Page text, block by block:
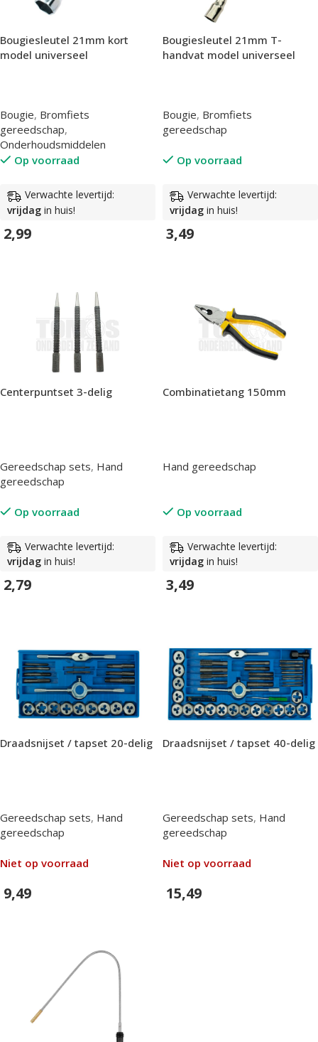
Bougiesleutel 21mm kort
model universeel
Bougie, Bromfiets
gereedschap,
Onderhoudsmiddelen
Op voorraad
Verwachte levertijd:
vrijdag in huis!
2,99
Bougiesleutel 21mm T-
handvat model universeel
Bougie, Bromfiets
gereedschap
Op voorraad
Verwachte levertijd:
vrijdag in huis!
3,49
Centerpuntset 3-delig
Gereedschap sets, Hand
gereedschap
Op voorraad
Verwachte levertijd:
vrijdag in huis!
2,79
Combinatietang 150mm
Hand gereedschap
Op voorraad
Verwachte levertijd:
vrijdag in huis!
3,49
Draadsnijset / tapset 20-delig
Gereedschap sets, Hand
gereedschap
Niet op voorraad
9,49
Draadsnijset / tapset 40-delig
Gereedschap sets, Hand
gereedschap
Niet op voorraad
15,49